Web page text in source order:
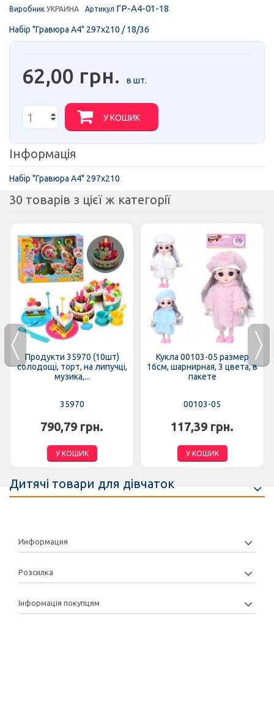
Виробник УКРАИНА Артикул ГР-A4-01-18
Набір "Гравюра А4" 297х210 / 18/36
62,00 грн. в шт.
У КОШИК
Інформація
Набір "Гравюра А4" 297х210
30 товарів з цієї ж категорії
Продукти 35970 (10шт)
солодощі, торт, на липучці,
музика,...
35970
790,79 грн.
У КОШИК
Кукла 00103-05 размер
16см, шарнирная, 3 цвета, в
пакете
00103-05
117,39 грн.
У КОШИК
Дитячі товари для дівчаток
Информация
Розсилка
Інформація покупцям